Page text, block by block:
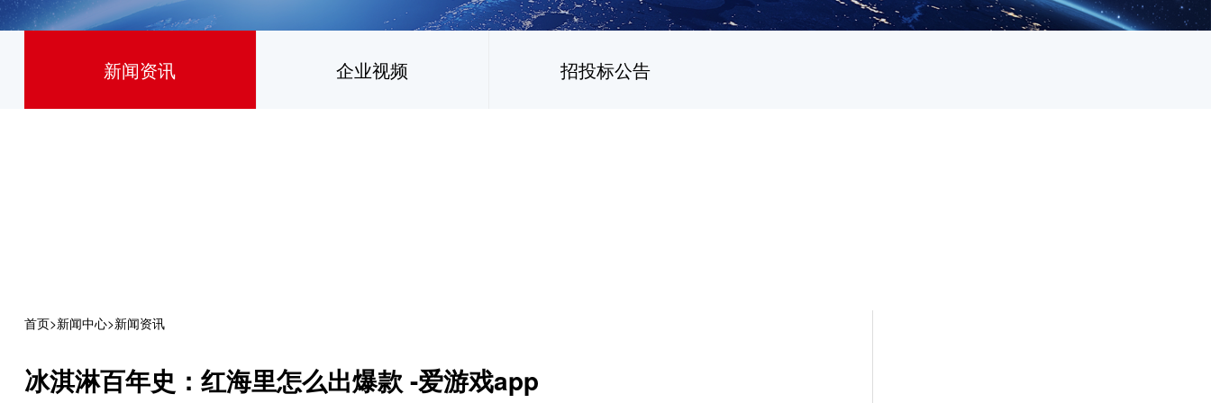
新闻资讯 企业视频 招投标公告
首页>新闻中心>新闻资讯
冰淇淋百年史：红海里怎么出爆款 -爱游戏app